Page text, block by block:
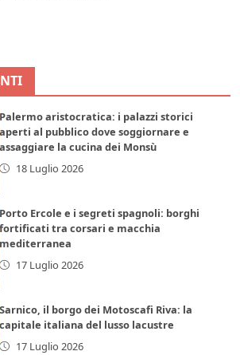
Palermo aristocratica: i palazzi storici
aperti al pubblico dove soggiornare e
assaggiare la cucina dei Monsù
18 Luglio 2026
Porto Ercole e i segreti spagnoli: borghi
fortificati tra corsari e macchia
mediterranea
17 Luglio 2026
Sarnico, il borgo dei Motoscafi Riva: la
capitale italiana del lusso lacustre
17 Luglio 2026